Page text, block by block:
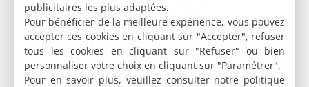
publicitaires les plus adaptées.
Pour bénéficier de la meilleure expérience, vous pouvez
accepter ces cookies en cliquant sur "Accepter", refuser
tous les cookies en cliquant sur "Refuser" ou bien
personnaliser votre choix en cliquant sur "Paramétrer".
Pour en savoir plus, veuillez consulter notre politique